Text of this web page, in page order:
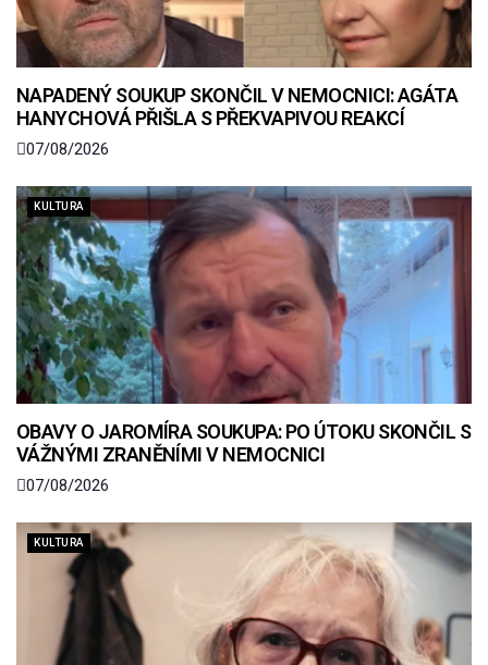
NAPADENÝ SOUKUP SKONČIL V NEMOCNICI: AGÁTA
HANYCHOVÁ PŘIŠLA S PŘEKVAPIVOU REAKCÍ
07/08/2026
KULTURA
OBAVY O JAROMÍRA SOUKUPA: PO ÚTOKU SKONČIL S
VÁŽNÝMI ZRANĚNÍMI V NEMOCNICI
07/08/2026
KULTURA